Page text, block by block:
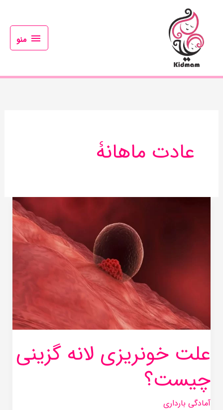
منو
عادت ماهانۀ
علت خونریزی لانه گزینی
چیست؟
آمادگی بارداری